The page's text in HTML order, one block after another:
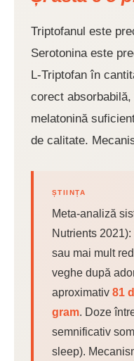
Triptofanul este
Serotonina este
L-Triptofan în
corect
melatonină
de calitate.
ȘTIINȚA
Meta-analiză
Nutrients
sau mai mult
veghe după
aproximativ 81
gram. Doze
semnificativ
sleep).